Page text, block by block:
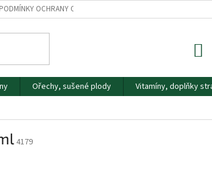
PODMÍNKY OCHRANY OS. ÚDAJŮ
Ořechy, sušené plody Vitamíny, doplňky
4179